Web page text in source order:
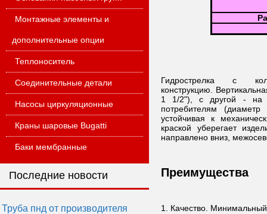
Монтажные элементы и
дополнительные опции
Теплоноситель
Соединительные детали
Насосы циркуляционные
Краны шаровые Bugatti
Баки мембранные
Последние новости
Труба пнд от производителя
Гидрострелка с
конструкцию.
1 1/2"), с другой - на
потребителям (диаметр
устойчивая к
краской уберегает
направлено вниз,
Преимущества
1. Качество.